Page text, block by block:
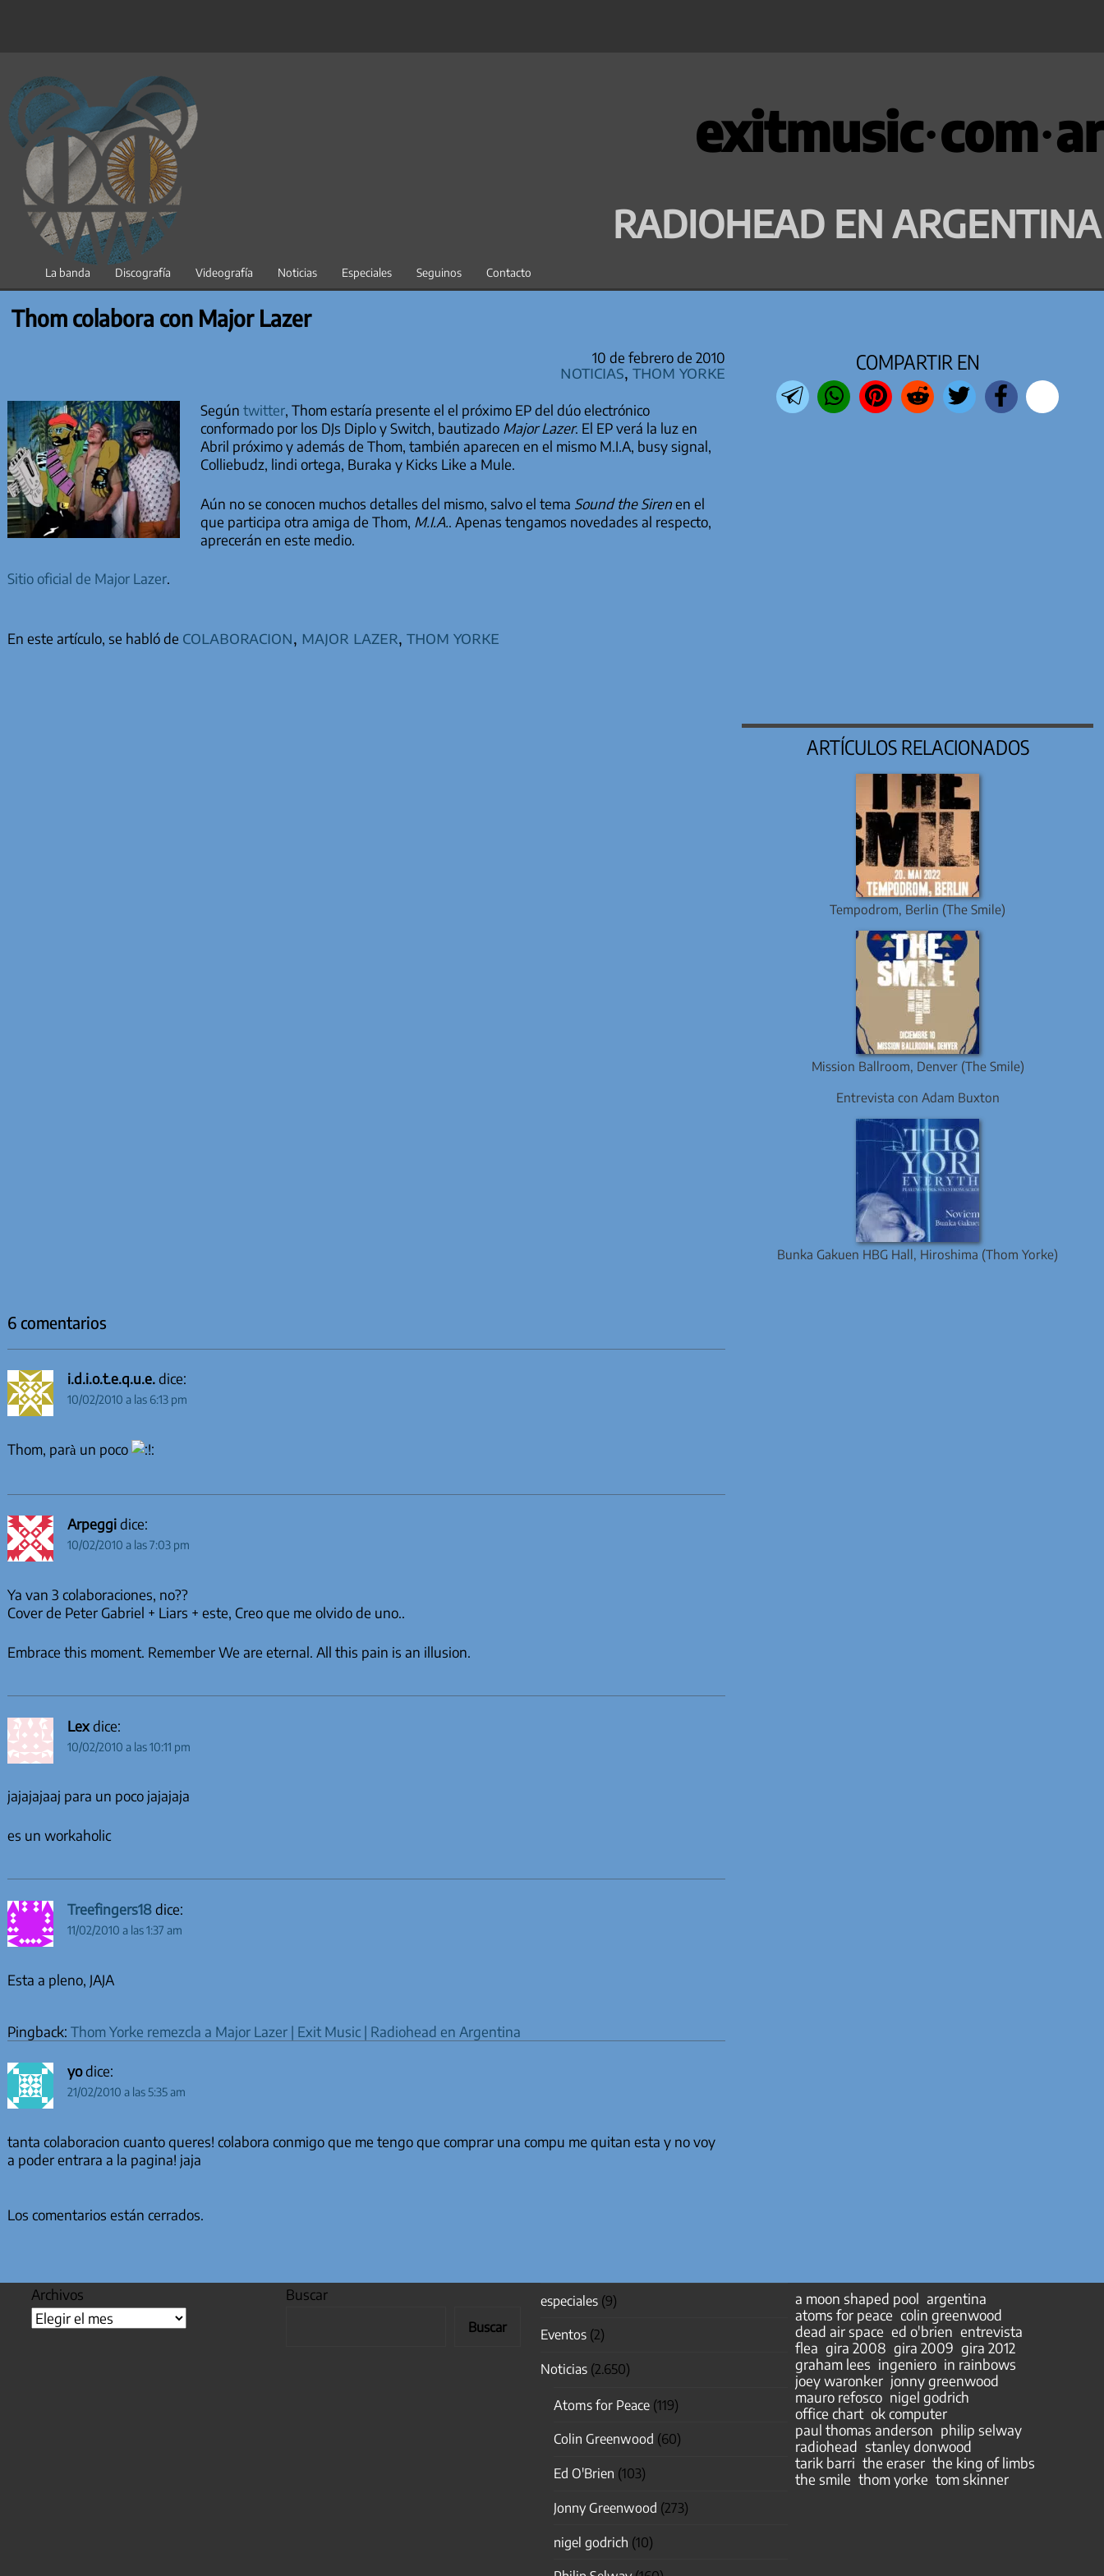
contenido
exitmusic·com·ar
RADIOHEAD EN ARGENTINA
La banda Discografía Videografía Noticias Especiales Seguinos Contacto
Thom colabora con Major Lazer
10 de febrero de 2010
Noticias Thom Yorke
Según twitter, Thom estaría presente el el próximo EP del dúo electrónico
conformado por los DJs Diplo y Switch, bautizado Major Lazer. El EP verá la luz en
Abril próximo y además de Thom, también aparecen en el mismo M.I.A, busy signal,
Colliebudz, lindi ortega, Buraka y Kicks Like a Mule.
Aún no se conocen muchos detalles del mismo, salvo el tema Sound the Sirenen el
que participa otra amiga de Thom, M.I.A.. Apenas tengamos novedades al respecto,
aprecerán en este medio.
Sitio oficial de Major Lazer.
En este artículo, se habló de colaboracion major lazer thom yorke
COMPARTIR EN
ARTÍCULOS RELACIONADOS
Tempodrom, Berlin (The Smile)
Mission Ballroom, Denver (The Smile)
Entrevista con Adam Buxton
Bunka Gakuen HBG Hall, Hiroshima (Thom Yorke)
6 comentarios
i.d.i.o.t.e.q.u.e. dice:
10/02/2010 a las 6:13 pm
Thom, parà un poco
Arpeggi dice:
10/02/2010 a las 7:03 pm
Ya van 3 colaboraciones, no??
Cover de Peter Gabriel + Liars + este, Creo que me olvido de uno..
Embrace this moment. Remember We are eternal. All this pain is an illusion.
Lex dice:
10/02/2010 a las 10:11 pm
jajajajaaj para un poco jajajaja
es un workaholic
Treefingers18 dice:
11/02/2010 a las 1:37 am
Esta a pleno, JAJA
Pingback: Thom Yorke remezcla a Major Lazer | Exit Music | Radiohead en Argentina
yo dice:
21/02/2010 a las 5:35 am
tanta colaboracion cuanto queres! colabora conmigo que me tengo que comprar una compu me quitan esta y no voy
a poder entrara a la pagina! jaja
Los comentarios están cerrados.
Archivos Buscar
Buscar
especiales(9)
Eventos(2)
Noticias(2.650)
Atoms for Peace(119)
Colin Greenwood (60)
Ed O'Brien (103)
Jonny Greenwood (273)
nigel godrich (10)
a moon shaped pool argentina
atoms for peace colin greenwood
dead air space ed o'brien entrevista
flea gira 2008 gira 2009 gira 2012
graham lees ingeniero in rainbows
joey waronker jonny greenwood
mauro refosco nigel godrich
office chart ok computer
paul thomas anderson philip selway
radiohead stanley donwood
tarik barri the eraser the king of limbs
the smile thom yorke tom skinner